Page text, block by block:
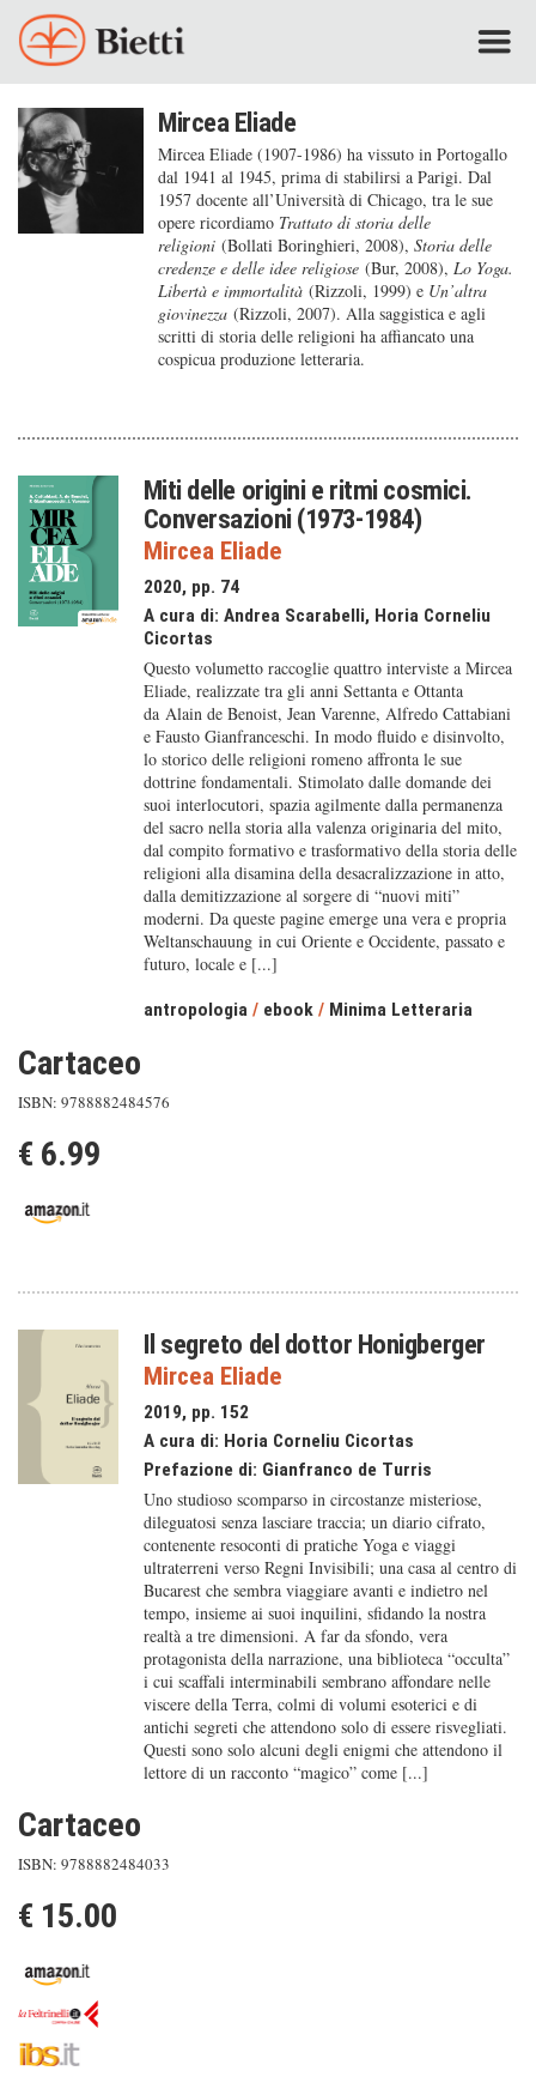
Mircea Eliade
Mircea Eliade (1907-1986) ha vissuto in Portogallo
dal 1941 al 1945, prima di stabilirsi a Parigi. Dal
1957 docente all’Università di Chicago, tra le sue
opere ricordiamo Trattato di storia delle
religioni (Bollati Boringhieri, 2008),Storia delle
credenze e delle idee religiose (Bur, 2008),Lo Yoga.
Libertà e immortalità (Rizzoli, 1999) e Un’altra
giovinezza (Rizzoli, 2007). Alla saggistica e agli
scritti di storia delle religioni ha affiancato una
cospicua produzione letteraria.
Miti delle origini e ritmi cosmici.
Conversazioni (1973-1984)
Mircea Eliade
2020, pp. 74
A cura di: Andrea Scarabelli, Horia Corneliu
Cicortas
Questo volumetto raccoglie quattro interviste a Mircea
Eliade, realizzate tra gli anni Settanta e Ottanta
da Alain de Benoist, Jean Varenne, Alfredo Cattabiani
e Fausto Gianfranceschi. In modo fluido e disinvolto,
lo storico delle religioni romeno affronta le sue
dottrine fondamentali. Stimolato dalle domande dei
suoi interlocutori, spazia agilmente dalla permanenza
del sacro nella storia alla valenza originaria del mito,
dal compito formativo e trasformativo della storia delle
religioni alla disamina della desacralizzazione in atto,
dalla demitizzazione al sorgere di “nuovi miti”
moderni. Da queste pagine emerge una vera e propria
Weltanschauung in cui Oriente e Occidente, passato e
futuro, locale e [...]
antropologia / ebook / Minima Letteraria
Cartaceo
ISBN: 9788882484576
€ 6.99
Il segreto del dottor Honigberger
Mircea Eliade
2019, pp. 152
A cura di: Horia Corneliu Cicortas
Prefazione di: Gianfranco de Turris
Uno studioso scomparso in circostanze misteriose,
dileguatosi senza lasciare traccia; un diario cifrato,
contenente resoconti di pratiche Yoga e viaggi
ultraterreni verso Regni Invisibili; una casa al centro di
Bucarest che sembra viaggiare avanti e indietro nel
tempo, insieme ai suoi inquilini, sfidando la nostra
realtà a tre dimensioni. A far da sfondo, vera
protagonista della narrazione, una biblioteca “occulta”
i cui scaffali interminabili sembrano affondare nelle
viscere della Terra, colmi di volumi esoterici e di
antichi segreti che attendono solo di essere risvegliati.
Questi sono solo alcuni degli enigmi che attendono il
lettore di un racconto “magico” come [...]
Cartaceo
ISBN: 9788882484033
€ 15.00